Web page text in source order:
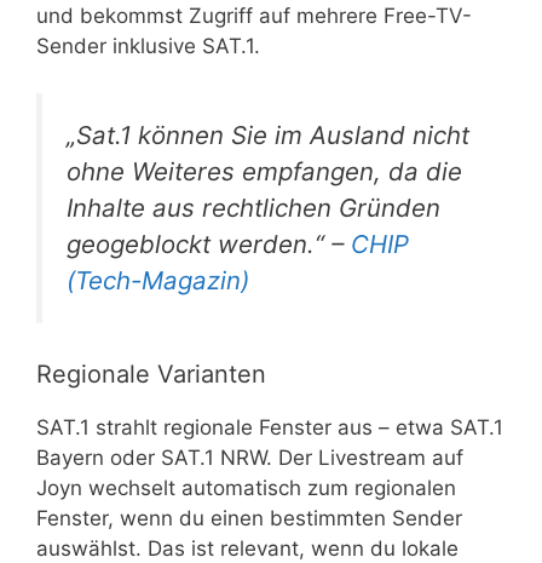
und bekommst Zugriff auf mehrere Free-TV-
Sender inklusive SAT.1.
„Sat.1 können Sie im Ausland nicht
ohne Weiteres empfangen, da die
Inhalte aus rechtlichen Gründen
geogeblockt werden.“ – CHIP
(Tech-Magazin)
Regionale Varianten
SAT.1 strahlt regionale Fenster aus – etwa SAT.1
Bayern oder SAT.1 NRW. Der Livestream auf
Joyn wechselt automatisch zum regionalen
Fenster, wenn du einen bestimmten Sender
auswählst. Das ist relevant, wenn du lokale